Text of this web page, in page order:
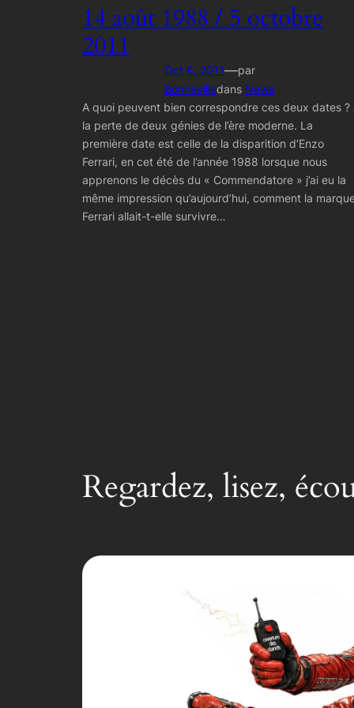
14 août 1988 / 5 octobre
2011
Oct 6, 2011—par
Bonnevilledans News
A quoi peuvent bien correspondre ces deux dates ?
la perte de deux génies de l’ère moderne. La
première date est celle de la disparition d’Enzo
Ferrari, en cet été de l’année 1988 lorsque nous
apprenons le décès du « Commendatore » j’ai eu la
même impression qu’aujourd’hui, comment la
Ferrari allait-t-elle survivre…
Regardez, lisez,